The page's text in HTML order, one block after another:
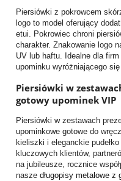
Piersiówki z pokrowcem
logo to model oferujący
etui. Pokrowiec chroni
charakter. Znakowanie logo
UV lub haftu. Idealne dla
upominku wyróżniającego
Piersiówki w
gotowy upominek VIP
Piersiówki w zestawach
upominkowe gotowe do
kieliszki i eleganckie
kluczowych klientów,
na jubileusze, rocznice
nasze długopisy metalowe z